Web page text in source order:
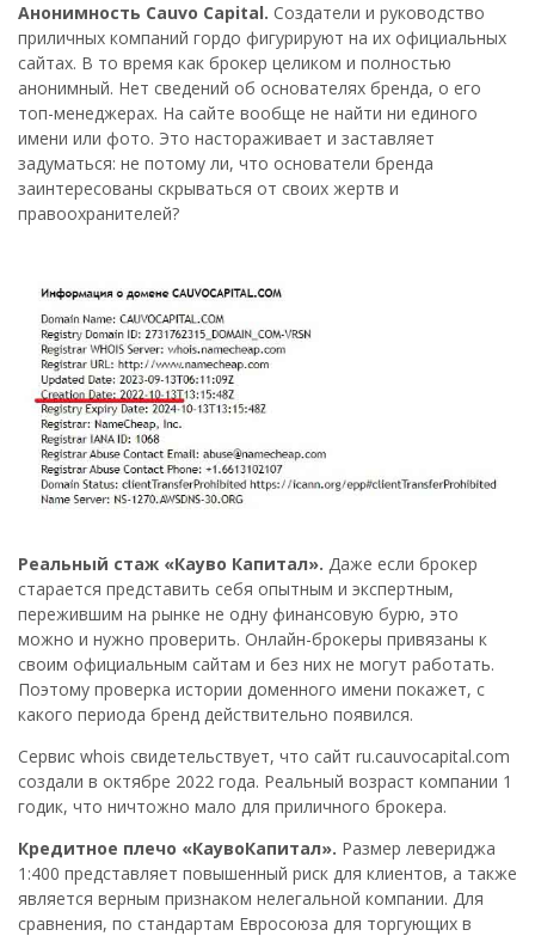
Анонимность Cauvo Capital. Создатели и руководство
приличных компаний гордо фигурируют на их официальных
сайтах. В то время как брокер целиком и полностью
анонимный. Нет сведений об основателях бренда, о его
топ-менеджерах. На сайте вообще не найти ни единого
имени или фото. Это настораживает и заставляет
задуматься: не потому ли, что основатели бренда
заинтересованы скрываться от своих жертв и
правоохранителей?
Реальный стаж «Кауво Капитал». Даже если брокер
старается представить себя опытным и экспертным,
пережившим на рынке не одну финансовую бурю, это
можно и нужно проверить. Онлайн-брокеры привязаны к
своим официальным сайтам и без них не могут работать.
Поэтому проверка истории доменного имени покажет, с
какого периода бренд действительно появился.
Сервис whois свидетельствует, что сайт ru.cauvocapital.com
создали в октябре 2022 года. Реальный возраст компании 1
годик, что ничтожно мало для приличного брокера.
Кредитное плечо «КаувоКапитал». Размер левериджа
1:400 представляет повышенный риск для клиентов, а также
является верным признаком нелегальной компании. Для
сравнения, по стандартам Евросоюза для торгующих в